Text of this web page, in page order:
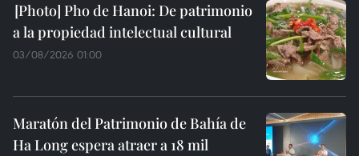
Pho de Hanoi: De patrimonio
a la propiedad intelectual cultural
03/08/2026 01:00
Maratón del Patrimonio de Bahía de
Ha Long espera atraer a 18 mil